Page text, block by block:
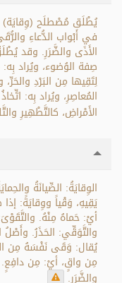
يُطْلَق مُصْطلَح (وِقايَة)
في أَبْواب الدُّعاءِ
الأَذَى والضَّرَرِ. وقد
صِفة الوُضوء، ويُراد
لِتَقِيها مِن البَرْدِ
المُعاصِرِ، ويُراد بِه:
الأَمْراضِ، كالتَّطْهِيرِ
الوِقايَةُ: الصِّيانَةُ
يَقِيهِ، وَقْياً ووِقايَةً:
أيْ: حَماهُ مِنْهُ.
والتَّوَقِّي: الحَذَرُ.
يُقال: وَقَى نَفْسَهُ مِن
مِن واقٍ، أيْ: مِن دافِعٍ.
والضَّرَرِ.